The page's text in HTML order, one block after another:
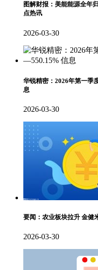
图解财报：美能能源全年
点热讯
2026-03-30
华锐精密：2026年第一季
息
2026-03-30
要闻：农业板块拉升 金健
2026-03-30